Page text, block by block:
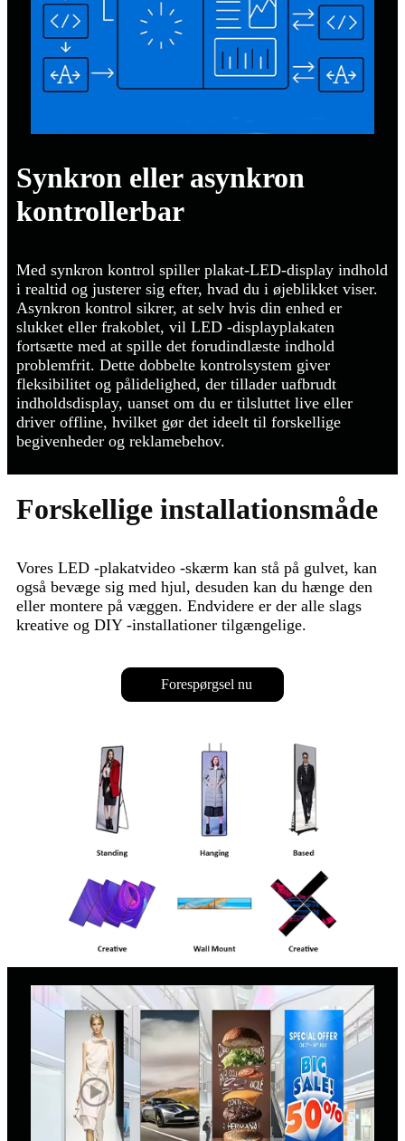
Synkron eller asynkron
kontrollerbar
Med synkron kontrol spiller plakat-LED-display indhold
i realtid og justerer sig efter, hvad du i øjeblikket viser.
Asynkron kontrol sikrer, at selv hvis din enhed er
slukket eller frakoblet, vil LED -displayplakaten
fortsætte med at spille det forudindlæste indhold
problemfrit. Dette dobbelte kontrolsystem giver
fleksibilitet og pålidelighed, der tillader uafbrudt
indholdsdisplay, uanset om du er tilsluttet live eller
driver offline, hvilket gør det ideelt til forskellige
begivenheder og reklamebehov.
Forskellige installationsmåde
Vores LED -plakatvideo -skærm kan stå på gulvet, kan
også bevæge sig med hjul, desuden kan du hænge den
eller montere på væggen. Endvidere er der alle slags
kreative og DIY -installationer tilgængelige.
Forespørgsel nu